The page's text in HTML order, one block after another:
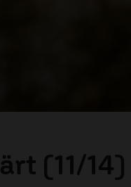
(11/14)